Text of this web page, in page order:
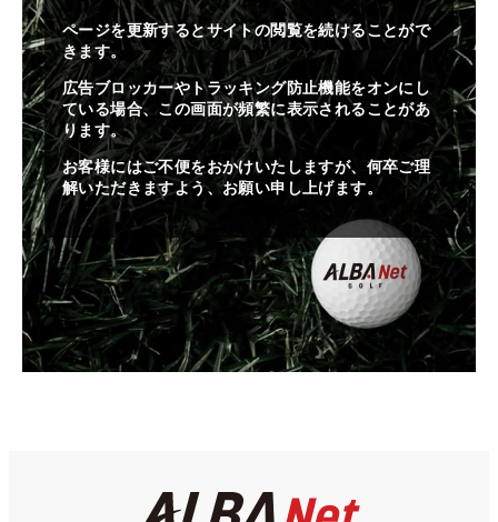
ページを更新するとサイトの閲覧を続けることがで
きます。
広告ブロッカーやトラッキング防止機能をオンにし
ている場合、この画面が頻繁に表示されることがあ
ります。
お客様にはご不便をおかけいたしますが、何卒ご理
解いただきますよう、お願い申し上げます。